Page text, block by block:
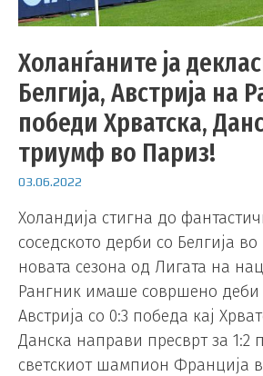
Холанѓаните ја
Белгија, Австрија на
победи Хрватска,
триумф во Париз!
03.06.2022
Холандија стигна до
соседското дерби со Белгија
новата сезона од Лигата на
Рангник имаше совршено деби
Австрија со 0:3 победа кај
Данска направи пресврт за 1:2
светскиот шампион Франција